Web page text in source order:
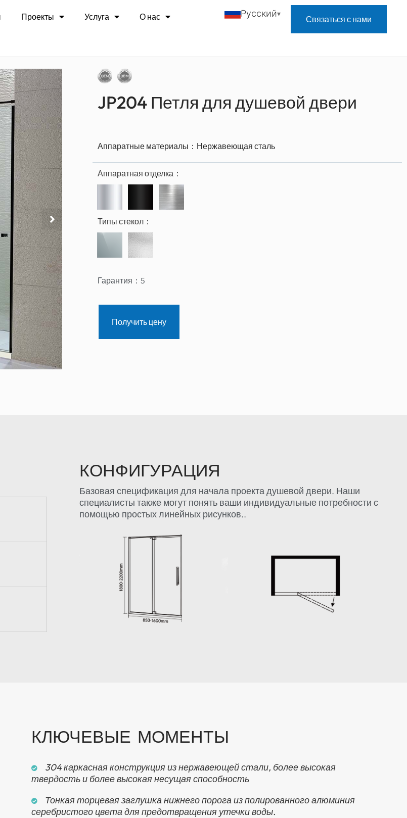
Проекты Услуга О нас Русский
Связаться с нами
двери
JP204 Петля для душевой двери
Аппаратные материалы： Нержавеющая сталь
Аппаратная отделка：
Типы стекол：
Гарантия： 5
Получить цену
КОНФИГУРАЦИЯ
Базовая спецификация для начала проекта душевой двери. Наши
специалисты также могут понять ваши индивидуальные потребности с
помощью простых линейных рисунков..
КЛЮЧЕВЫЕ МОМЕНТЫ
304 каркасная конструкция из нержавеющей стали, более высокая
твердость и более высокая несущая способность
Тонкая торцевая заглушка нижнего порога из полированного алюминия
серебристого цвета для предотвращения утечки воды.